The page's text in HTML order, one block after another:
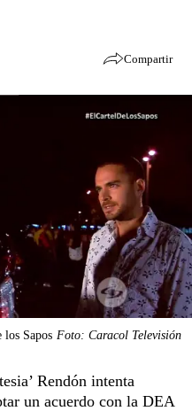
Compartir
Sapos Foto: Caracol Televisión
Rendón intenta
un acuerdo con la DEA